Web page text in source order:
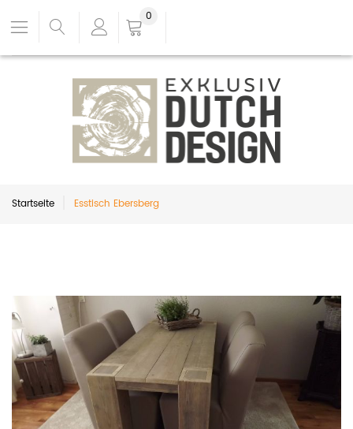
0
Startseite Esstisch Ebersberg